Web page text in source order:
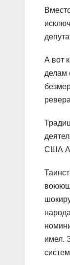
А вот
делам
США А.
имел.